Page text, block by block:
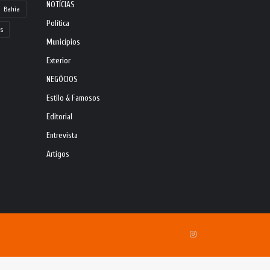
Bahia
NOTÍCIAS
Política
Municípios
Exterior
NEGÓCIOS
Estilo & Famosos
Editorial
Entrevista
Artigos
Instagram